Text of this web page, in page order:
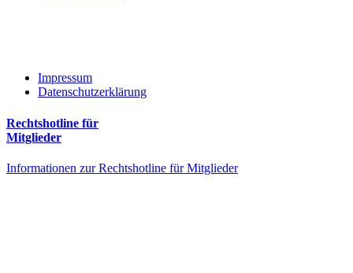
Impressum
Datenschutzerklärung
Rechtshotline für
Mitglieder
Informationen zur Rechtshotline für Mitglieder